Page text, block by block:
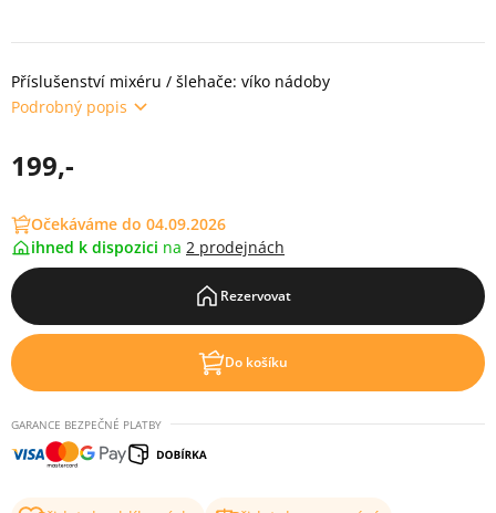
Příslušenství mixéru / šlehače: víko nádoby
Podrobný popis
199,-
Očekáváme do 04.09.2026
ihned k dispozici na 2 prodejnách
Rezervovat
Do košíku
GARANCE BEZPEČNÉ PLATBY